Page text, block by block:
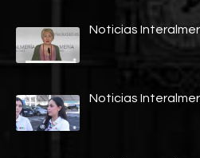
Noticias
Noticias